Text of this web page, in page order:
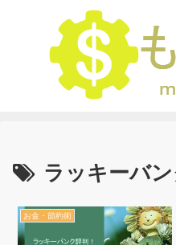
ラッキーバン
お金・節約術